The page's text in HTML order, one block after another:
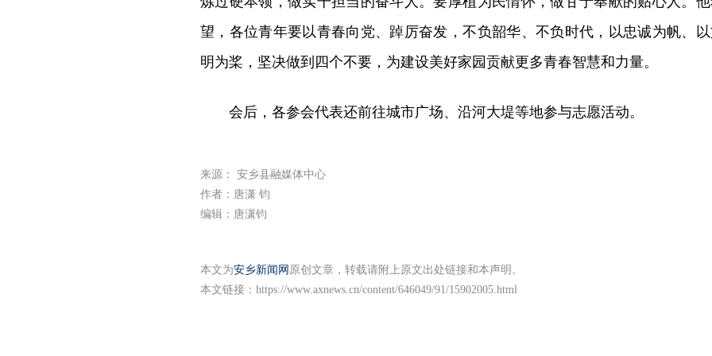
望，各位青年要以青春向党、踔厉奋发，不负韶华、不负时代，以忠诚为帆、
明为桨，坚决做到四个不要，为建设美好家园贡献更多青春智慧和力量。
会后，各参会代表还前往城市广场、沿河大堤等地参与志愿活动。
来源： 安乡县融媒体中心
作者：唐潇 钧
编辑：唐潇钧
本文为安乡新闻网 原创文章，转载请附上原文出处链接和本声明。
本文链接： https://www.axnews.cn/content/646049/91/15902005.html